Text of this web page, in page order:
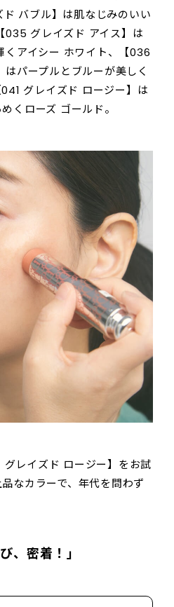
バブル】は肌なじみのいい
035 グレイズド アイス】は
くアイシー ホワイト、【036
パープルとブルーが美しく
グレイズド ロージー】は
くローズ ゴールド。
レイズド ロージー】をお試
なカラーで、年代を問わず
、密着！」